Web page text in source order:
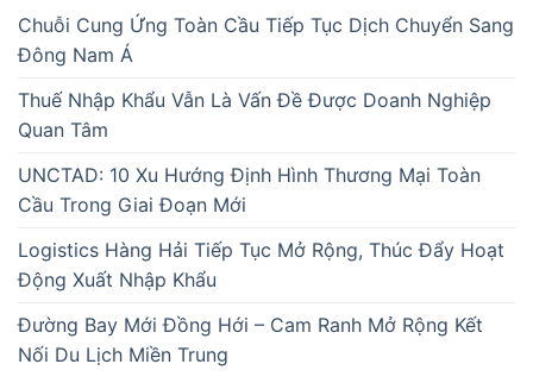
Chuỗi Cung Ứng Toàn Cầu Tiếp Tục Dịch Chuyển Sang
Đông Nam Á
Thuế Nhập Khẩu Vẫn Là Vấn Đề Được Doanh Nghiệp
Quan Tâm
UNCTAD: 10 Xu Hướng Định Hình Thương Mại Toàn
Cầu Trong Giai Đoạn Mới
Logistics Hàng Hải Tiếp Tục Mở Rộng, Thúc Đẩy Hoạt
Động Xuất Nhập Khẩu
Đường Bay Mới Đồng Hới – Cam Ranh Mở Rộng Kết
Nối Du Lịch Miền Trung